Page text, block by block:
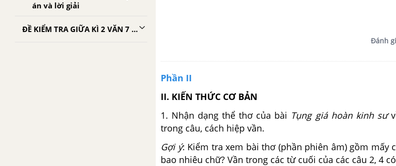
án và lời giải
ĐỀ KIỂM TRA GIỮA KÌ 2 VĂN 7 CÓ LỜI GIẢI CHI TIẾT
Đánh
Phần II
II. KIẾN THỨC CƠ BẢN
1. Nhận dạng thể thơ của bài Tụng giá hoàn kinh sư
trong câu, cách hiệp vần.
Gợi ý: Kiểm tra xem bài thơ (phần phiên âm) gồm mấy
bao nhiêu chữ? Vần trong các từ cuối của các câu 2, 4